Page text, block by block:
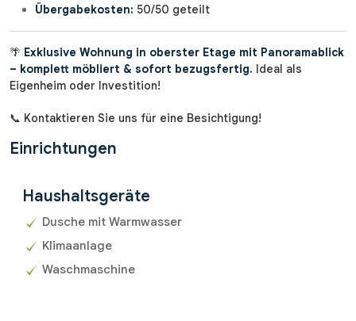
Übergabekosten: 50/50 geteilt
🌴 Exklusive Wohnung in oberster Etage mit Panoramablick
– komplett möbliert & sofort bezugsfertig. Ideal als
Eigenheim oder Investition!
📞 Kontaktieren Sie uns für eine Besichtigung!
Einrichtungen
Haushaltsgeräte
Dusche mit Warmwasser
Klimaanlage
Waschmaschine